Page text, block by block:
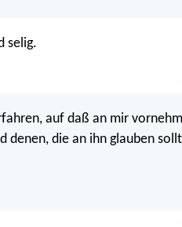
selig.
auf daß an mir
denen, die an ihn glauben